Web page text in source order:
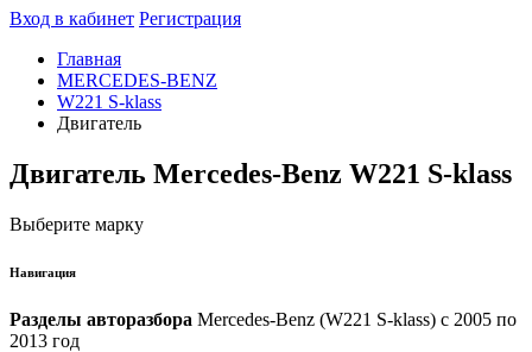
Вход в кабинет Регистрация
Главная
MERCEDES-BENZ
W221 S-klass
Двигатель
Двигатель Mercedes-Benz W221 S-klass
Выберите марку
Навигация
Разделы авторазбора Mercedes-Benz (W221 S-klass) с 2005 по
2013 год